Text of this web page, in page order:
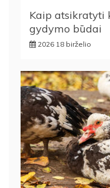
Kaip atsikratyti
gydymo būdai
2026 18 birželio